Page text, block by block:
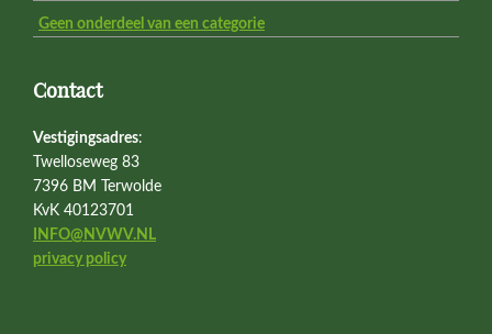
Geen onderdeel van een categorie
Contact
Vestigingsadres:
Twelloseweg 83
7396 BM Terwolde
KvK 40123701
INFO@NVWV.NL
privacy policy